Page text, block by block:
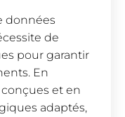
données
de
pour garantir
En
et en
adaptés,